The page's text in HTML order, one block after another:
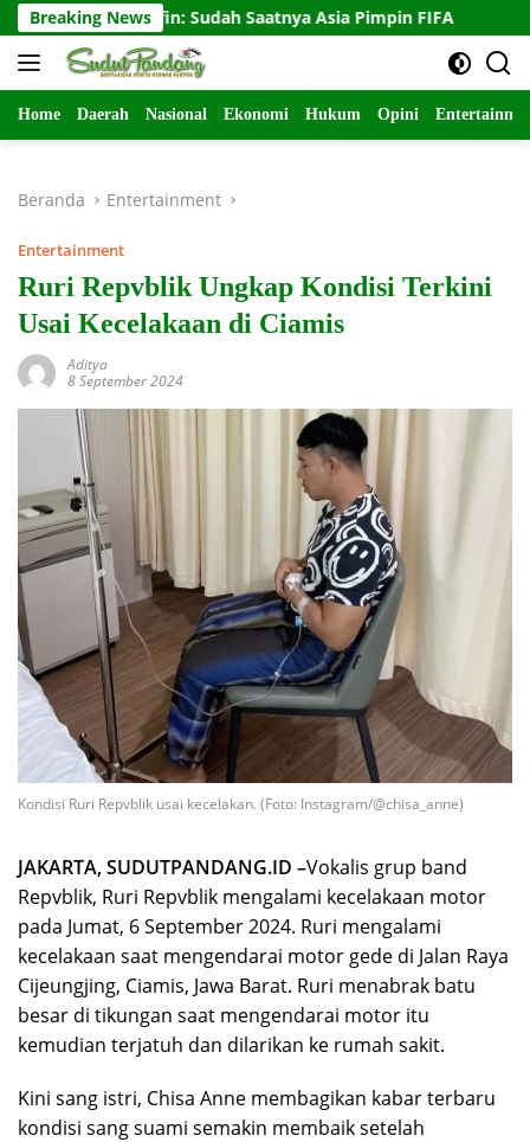
Langsung
ke
konten
Breaking News
Arifin: Sudah Saatnya Asia Pimpin FIFA Paulo
Home Daerah Nasional Ekonomi Hukum Opini
Beranda Entertainment
Entertainment
Ruri Repvblik Ungkap Kondisi Terkini
Usai Kecelakaan di Ciamis
Aditya
8 September 2024
Kondisi Ruri Repvblik usai kecelakan. (Foto: Instagram/@chisa_anne)
JAKARTA, SUDUTPANDANG.ID –Vokalis grup band
Repvblik, Ruri Repvblik mengalami kecelakaan motor
pada Jumat, 6 September 2024. Ruri mengalami
kecelakaan saat mengendarai motor gede di Jalan Raya
Cijeungjing, Ciamis, Jawa Barat. Ruri menabrak batu
besar di tikungan saat mengendarai motor itu
kemudian terjatuh dan dilarikan ke rumah sakit.
Kini sang istri, Chisa Anne membagikan kabar terbaru
kondisi sang suami semakin membaik setelah